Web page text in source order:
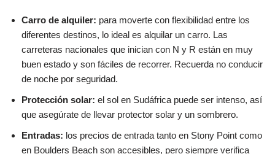
Carro de alquiler: para moverte con flexibilidad entre los
diferentes destinos, lo ideal es alquilar un carro. Las
carreteras nacionales que inician con N y R están en muy
buen estado y son fáciles de recorrer. Recuerda no conducir
de noche por seguridad.
Protección solar: el sol en Sudáfrica puede ser intenso, así
que asegúrate de llevar protector solar y un sombrero.
Entradas: los precios de entrada tanto en Stony Point como
en Boulders Beach son accesibles, pero siempre verifica